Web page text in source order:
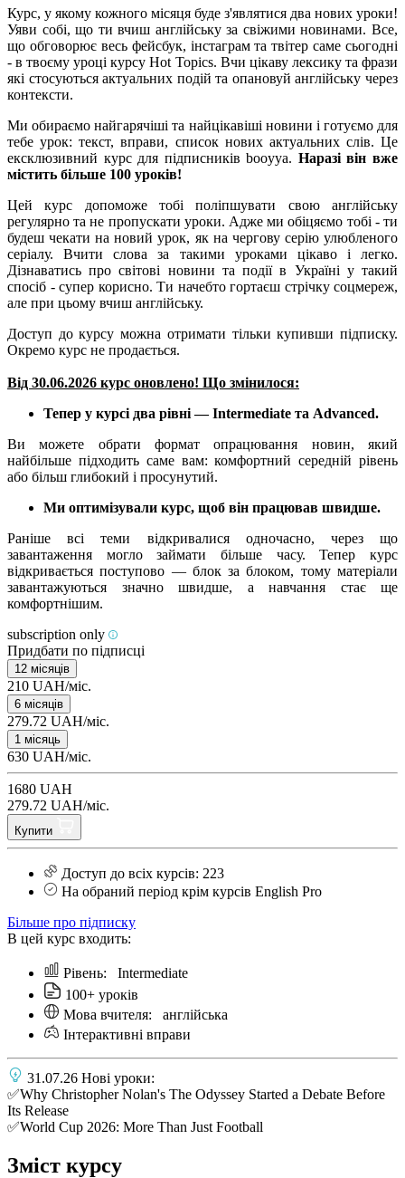
Курс, у якому кожного місяця буде з'являтися два нових уроки!
Уяви собі, що ти вчиш англійську за свіжими новинами. Все,
що обговорює весь фейсбук, інстаграм та твітер саме сьогодні
- в твоєму уроці курсу Hot Topics. Вчи цікаву лексику та фрази
які стосуються актуальних подій та опановуй англійську через
контексти.
Ми обираємо найгарячіші та найцікавіші новини і готуємо для
тебе урок: текст, вправи, список нових актуальних слів. Це
ексклюзивний курс для підписників booyya. Наразі він вже
містить більше 100 уроків!
Цей курс допоможе тобі поліпшувати свою англійську
регулярно та не пропускати уроки. Адже ми обіцяємо тобі - ти
будеш чекати на новий урок, як на чергову серію улюбленого
серіалу. Вчити слова за такими уроками цікаво і легко.
Дізнаватись про світові новини та події в Україні у такий
спосіб - супер корисно. Ти начебто гортаєш стрічку соцмереж,
але при цьому вчиш англійську.
Доступ до курсу можна отримати тільки купивши підписку.
Окремо курс не продається.
Від 30.06.2026 курс оновлено! Що змінилося:
Тепер у курсі два рівні — Intermediate та Advanced.
Ви можете обрати формат опрацювання новин, який
найбільше підходить саме вам: комфортний середній рівень
або більш глибокий і просунутий.
Ми оптимізували курс, щоб він працював швидше.
Раніше всі теми відкривалися одночасно, через що
завантаження могло займати більше часу. Тепер курс
відкривається поступово — блок за блоком, тому матеріали
завантажуються значно швидше, а навчання стає ще
комфортнішим.
subscription only
Придбати по підписці
12 місяців
210 UAH/міс.
6 місяців
279.72 UAH/міс.
1 місяць
630 UAH/міс.
1680 UAH
279.72 UAH/міс.
Купити
Доступ до всіх курсів: 223
На обраний період крім курсів English Pro
Більше про підписку
В цей курс входить:
Рівень: Intermediate
100+ уроків
Мова вчителя: англійська
Інтерактивні вправи
31.07.26 Нові уроки:
✅Why Christopher Nolan's The Odyssey Started a Debate Before
Its Release
✅World Cup 2026: More Than Just Football
Зміст курсу